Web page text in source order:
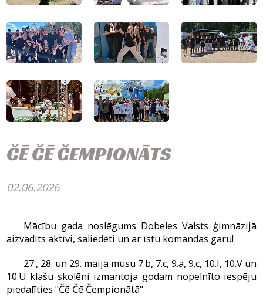
ČĒ ČĒ ČEMPIONĀTS
02.06.2026
Mācību gada noslēgums Dobeles Valsts ģimnāzijā
aizvadīts aktīvi, saliedēti un ar īstu komandas garu!
27., 28. un 29. maijā mūsu 7.b, 7.c, 9.a, 9.c, 10.I, 10.V un
10.U klašu skolēni izmantoja godam nopelnīto iespēju
piedalīties "Čē Čē Čempionātā".